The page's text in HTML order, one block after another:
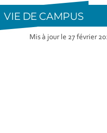
VIE DE CAMPUS
Mis à jour le 27 février